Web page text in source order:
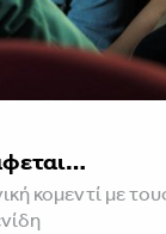
κομεντί με